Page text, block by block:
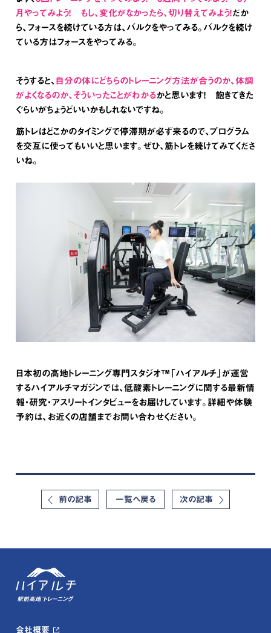
月やってみよう！ もし、変化がなかったら、切り替えてみよう！だか
ら、フォースを続けている方は、バルクをやってみる。バルクを続け
ている方はフォースをやってみる。
そうすると、 自分の体にどちらのトレーニング方法が合うのか、体調
がよくなるのか、そういったことがわかるかと思います！ 飽きてきた
ぐらいがちょうどいいかもしれないですね。
筋トレはどこかのタイミングで停滞期が必ず来るので、プログラム
を交互に使ってもいいと思います。ぜひ、筋トレを続けてみてくださ
いね。
日本初の高地トレーニング専門スタジオ™「ハイアルチ」が運営
するハイアルチマガジンでは、低酸素トレーニングに関する最新情
報・研究・アスリートインタビューをお届けしています。詳細や体験
予約は、お近くの店舗までお問い合わせください。
前の記事 一覧へ戻る 次の記事
会社概要